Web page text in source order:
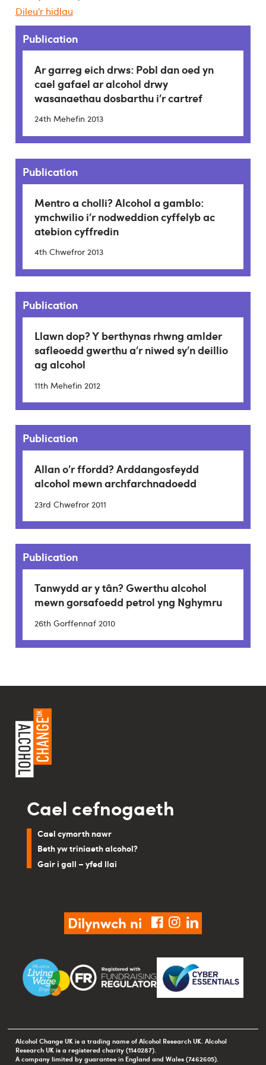
Dileu’r hidlau
Publication
Ar garreg eich drws: Pobl dan oed yn
cael gafael ar alcohol drwy
wasanaethau dosbarthu i’r cartref
24th Mehefin 2013
Publication
Mentro a cholli? Alcohol a gamblo:
ymchwilio i’r nodweddion cyffelyb ac
atebion cyffredin
4th Chwefror 2013
Publication
Llawn dop? Y berthynas rhwng amlder
safleoedd gwerthu a’r niwed sy’n deillio
ag alcohol
11th Mehefin 2012
Publication
Allan o’r ffordd? Arddangosfeydd
alcohol mewn archfarchnadoedd
23rd Chwefror 2011
Publication
Tanwydd ar y tân? Gwerthu alcohol
mewn gorsafoedd petrol yng Nghymru
26th Gorffennaf 2010
Cael cefnogaeth
Cael cymorth nawr
Beth yw triniaeth alcohol?
Gair i gall – yfed llai
Dilynwch ni facebook
instagram
linkedin
Alcohol Change UK is a trading name of Alcohol Research UK. Alcohol
Research UK is a registered charity (1140287).
A company limited by guarantee in England and Wales (7462605).